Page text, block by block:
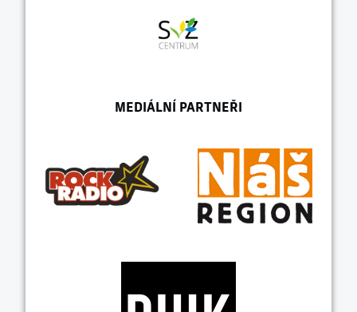
MEDIÁLNÍ PARTNEŘI